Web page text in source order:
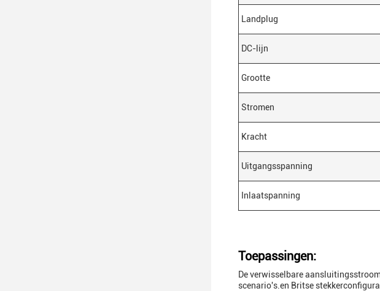
Landplug
DC-lijn
Grootte
Stromen
Kracht
Uitgangsspanning
Inlaatspanning
Toepassingen:
De verwisselbare
scenario's.en Britse